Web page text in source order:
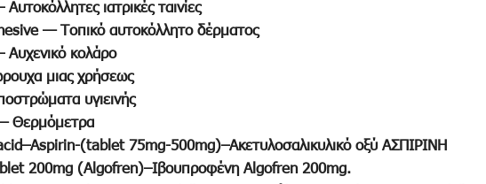
ιατρικές ταινίες
— Τοπικό αυτοκόλλητο δέρματος
κολάρο
μιας χρήσεως
υγιεινής
Θερμόμετρα
(tablet 75mg-500mg)–Ακετυλοσαλικυλικό οξύ ΑΣΠΙΡΙΝΗ
200mg (Algofren)–Ιβουπροφένη Algofren 200mg.